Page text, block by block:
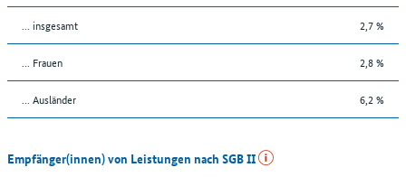
... insgesamt 2,7 %
... Frauen 2,8 %
... Ausländer 6,2 %
Empfänger(innen) von Leistungen nach SGB II